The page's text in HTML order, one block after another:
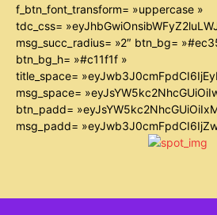
f_btn_font_transform= »uppercase »
tdc_css=
msg_succ_radius= »2″ btn_bg=
btn_bg_h= »#c11f1f »
title_space=
msg_space=
btn_padd=
msg_padd=